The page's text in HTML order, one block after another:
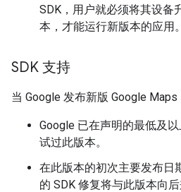
SDK，用户就必须将其设备
本，才能运行新版本的应用。
SDK 支持
当 Google 发布新版 Google Maps
Google 已在声明的最低及
试过此版本。
在此版本的初次主要发布日
的 SDK 修复将与此版本向后